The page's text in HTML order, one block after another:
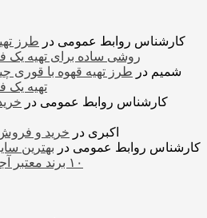
کارشناس روابط عمومی در طرز
روشی ساده برای تهیه
شمیم در طرز تهیه قهوه با قوری
تهیه یک
کارشناس روابط عمومی در
اکبری در خرید و
کارشناس روابط عمومی در بهترین
۱۰ برند معتبر آجیل و خشکبار در ایران